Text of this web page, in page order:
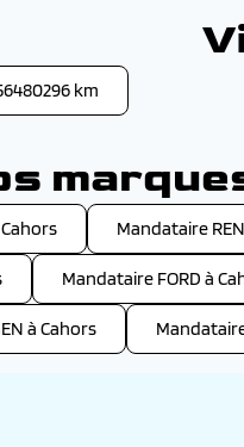
km
Mandataire
Mandataire FORD à
à Cahors